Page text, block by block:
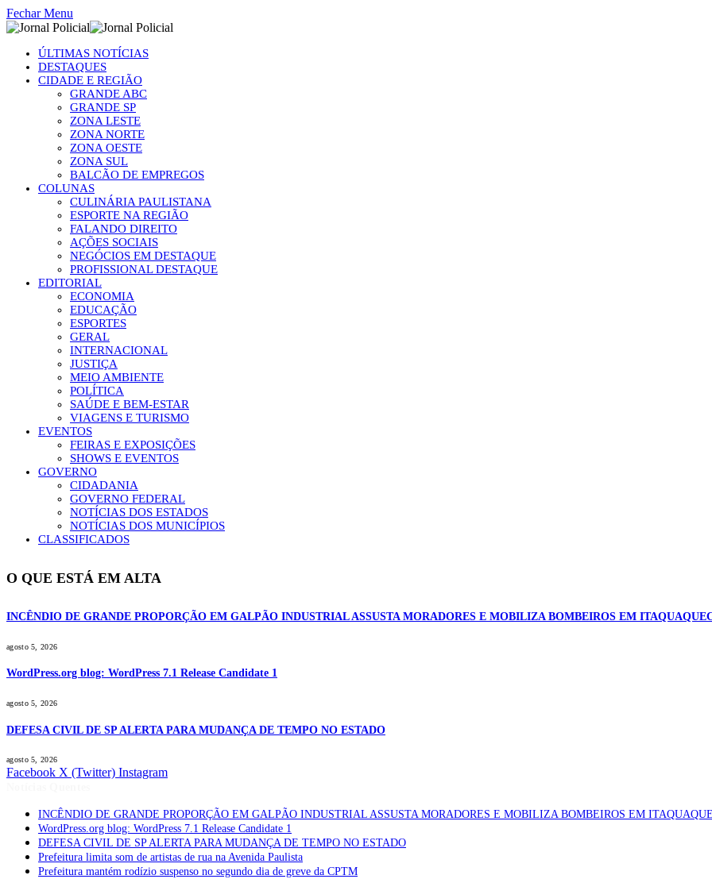
Fechar Menu
ÚLTIMAS NOTÍCIAS
DESTAQUES
CIDADE E REGIÃO
GRANDE ABC
GRANDE SP
ZONA LESTE
ZONA NORTE
ZONA OESTE
ZONA SUL
BALCÃO DE EMPREGOS
COLUNAS
CULINÁRIA PAULISTANA
ESPORTE NA REGIÃO
FALANDO DIREITO
AÇÕES SOCIAIS
NEGÓCIOS EM DESTAQUE
PROFISSIONAL DESTAQUE
EDITORIAL
ECONOMIA
EDUCAÇÃO
ESPORTES
GERAL
INTERNACIONAL
JUSTIÇA
MEIO AMBIENTE
POLÍTICA
SAÚDE E BEM-ESTAR
VIAGENS E TURISMO
EVENTOS
FEIRAS E EXPOSIÇÕES
SHOWS E EVENTOS
GOVERNO
CIDADANIA
GOVERNO FEDERAL
NOTÍCIAS DOS ESTADOS
NOTÍCIAS DOS MUNICÍPIOS
CLASSIFICADOS
O QUE ESTÁ EM ALTA
INCÊNDIO DE GRANDE PROPORÇÃO EM GALPÃO INDUSTRIAL ASSUSTA MORADORES E MOBILIZA BOMBEIROS EM
agosto 5, 2026
WordPress.org blog: WordPress 7.1 Release Candidate 1
agosto 5, 2026
DEFESA CIVIL DE SP ALERTA PARA MUDANÇA DE TEMPO NO ESTADO
agosto 5, 2026
Facebook X (Twitter) Instagram
INCÊNDIO DE GRANDE PROPORÇÃO EM GALPÃO INDUSTRIAL ASSUSTA MORADORES E MOBILIZA BOMBEIROS EM
WordPress.org blog: WordPress 7.1 Release Candidate 1
DEFESA CIVIL DE SP ALERTA PARA MUDANÇA DE TEMPO NO ESTADO
Prefeitura limita som de artistas de rua na Avenida Paulista
Prefeitura mantém rodízio suspenso no segundo dia de greve da CPTM